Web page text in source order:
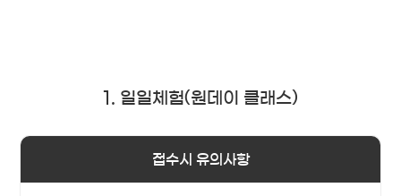
1. 일일체험(원데이 클래스)
접수시 유의사항